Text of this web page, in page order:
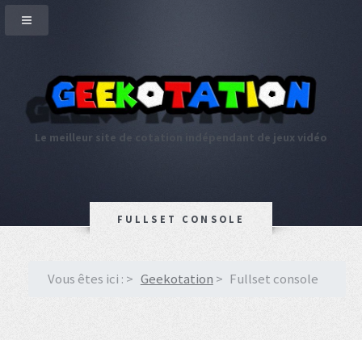
Le meilleur site de cotation indépendant de jeux vidéo
FULLSET CONSOLE
Vous êtes ici : Geekotation Fullset console